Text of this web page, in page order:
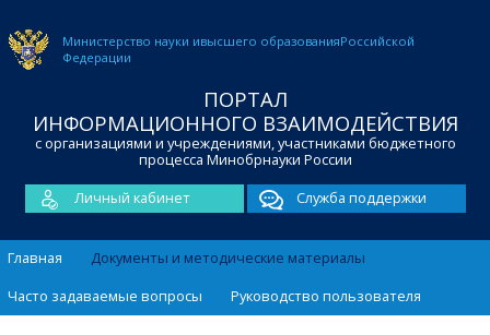
Министерство науки ивысшего образованияРоссийской
Федерации
ПОРТАЛ
ИНФОРМАЦИОННОГО ВЗАИМОДЕЙСТВИЯ
с организациями и учреждениями, участниками бюджетного
процесса Минобрнауки России
Личный кабинет
Служба поддержки
Главная
Документы и методические материалы
Часто задаваемые вопросы
Руководство пользователя